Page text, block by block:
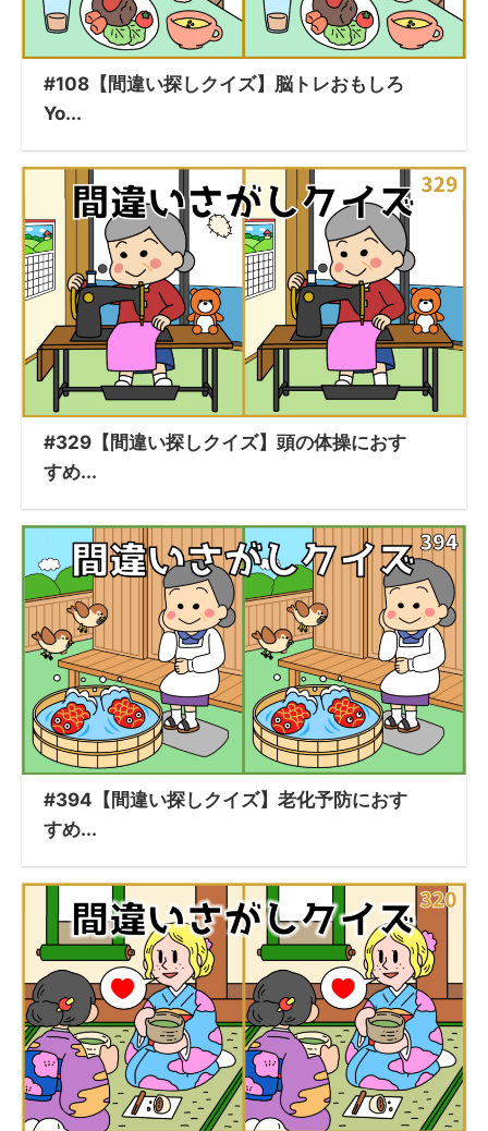
#108【間違い探しクイズ】脳トレおもしろ
Yo...
#329【間違い探しクイズ】頭の体操におす
すめ...
#394【間違い探しクイズ】老化予防におす
すめ...